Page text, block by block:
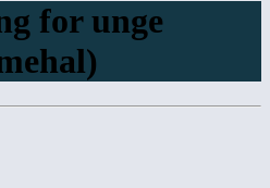
for unge